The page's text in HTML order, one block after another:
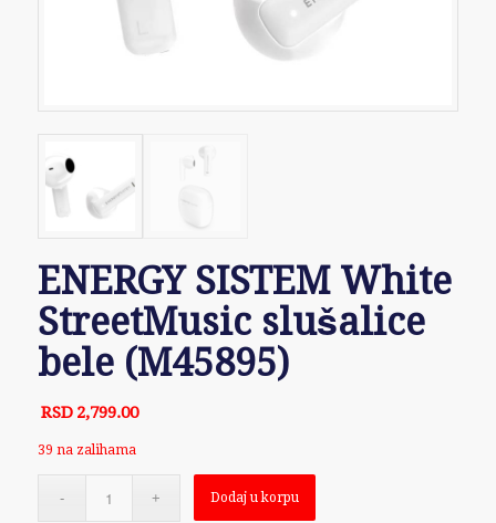
ENERGY SISTEM White
StreetMusic slušalice
bele (M45895)
RSD 2,799.00
39 na zalihama
Dodaj u korpu